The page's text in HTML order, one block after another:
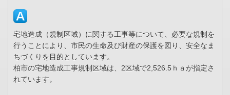
宅地造成（規制区域）に関する工事等について、必要な規制を
行うことにより、市民の生命及び財産の保護を図り、安全なま
ちづくりを目的としています。
柏市の宅地造成工事規制区域は、2区域で2,526.5ｈａが指定さ
れています。